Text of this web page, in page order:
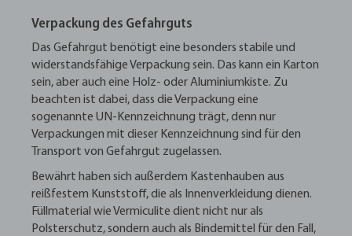
Verpackung des Gefahrguts
Das Gefahrgut benötigt eine besonders stabile und
widerstandsfähige Verpackung sein. Das kann ein Karton
sein, aber auch eine Holz- oder Aluminiumkiste. Zu
beachten ist dabei, dass die Verpackung eine
sogenannte UN-Kennzeichnung trägt, denn nur
Verpackungen mit dieser Kennzeichnung sind für den
Transport von Gefahrgut zugelassen.
Bewährt haben sich außerdem Kastenhauben aus
reißfestem Kunststoff, die als Innenverkleidung dienen.
Füllmaterial wie Vermiculite dient nicht nur als
Polsterschutz, sondern auch als Bindemittel für den Fall,